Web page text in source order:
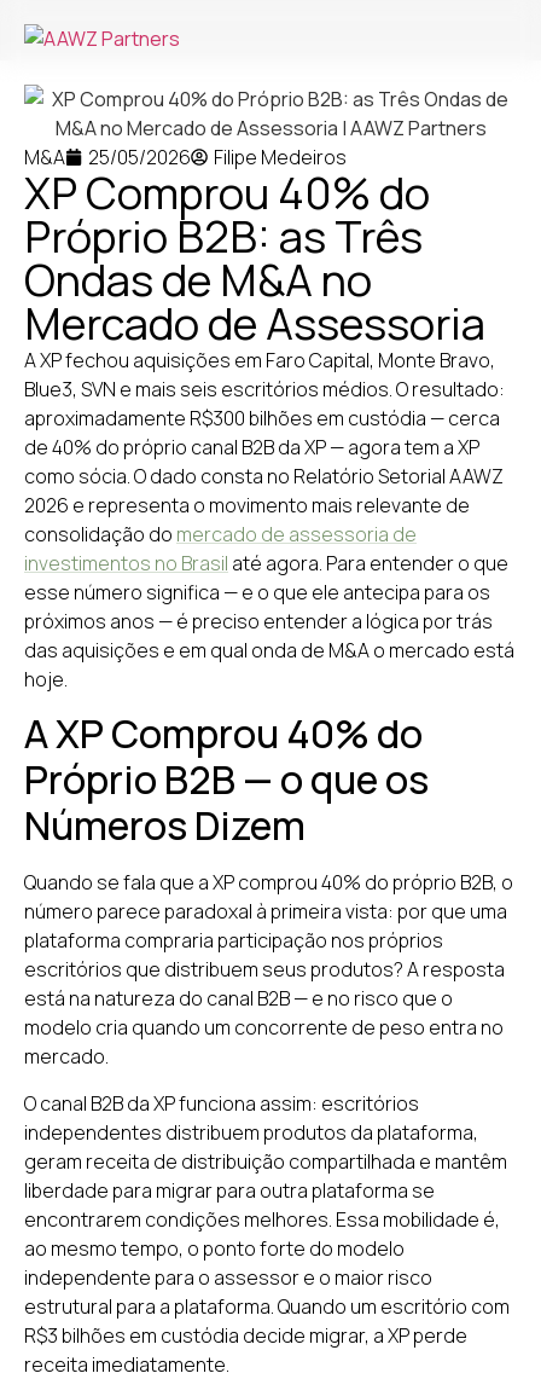
M&A 25/05/2026 Filipe Medeiros
XP Comprou 40% do
Próprio B2B: as Três
Ondas de M&A no
Mercado de Assessoria
A XP fechou aquisições em Faro Capital, Monte Bravo,
Blue3, SVN e mais seis escritórios médios. O resultado:
aproximadamente R$300 bilhões em custódia — cerca
de 40% do próprio canal B2B da XP — agora tem a XP
como sócia. O dado consta no Relatório Setorial AAWZ
2026 e representa o movimento mais relevante de
consolidação do mercado de assessoria de
investimentos no Brasil até agora. Para entender o que
esse número significa — e o que ele antecipa para os
próximos anos — é preciso entender a lógica por trás
das aquisições e em qual onda de M&A o mercado está
hoje.
A XP Comprou 40% do
Próprio B2B — o que os
Números Dizem
Quando se fala que a XP comprou 40% do próprio B2B, o
número parece paradoxal à primeira vista: por que uma
plataforma compraria participação nos próprios
escritórios que distribuem seus produtos? A resposta
está na natureza do canal B2B — e no risco que o
modelo cria quando um concorrente de peso entra no
mercado.
O canal B2B da XP funciona assim: escritórios
independentes distribuem produtos da plataforma,
geram receita de distribuição compartilhada e mantêm
liberdade para migrar para outra plataforma se
encontrarem condições melhores. Essa mobilidade é,
ao mesmo tempo, o ponto forte do modelo
independente para o assessor e o maior risco
estrutural para a plataforma. Quando um escritório com
R$3 bilhões em custódia decide migrar, a XP perde
receita imediatamente.